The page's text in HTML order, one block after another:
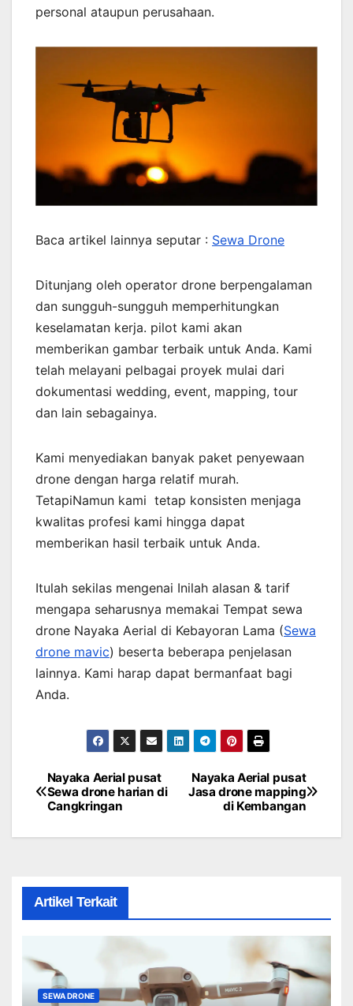
personal ataupun perusahaan.
Baca artikel lainnya seputar : Sewa Drone
Ditunjang oleh operator drone berpengalaman
dan sungguh-sungguh memperhitungkan
keselamatan kerja. pilot kami akan
memberikan gambar terbaik untuk Anda. Kami
telah melayani pelbagai proyek mulai dari
dokumentasi wedding, event, mapping, tour
dan lain sebagainya.
Kami menyediakan banyak paket penyewaan
drone dengan harga relatif murah.
TetapiNamun kami tetap konsisten menjaga
kwalitas profesi kami hingga dapat
memberikan hasil terbaik untuk Anda.
Itulah sekilas mengenai Inilah alasan & tarif
mengapa seharusnya memakai Tempat sewa
drone Nayaka Aerial di Kebayoran Lama (Sewa
drone mavic) beserta beberapa penjelasan
lainnya. Kami harap dapat bermanfaat bagi
Anda.
Post
navigation
Nayaka Aerial pusat
Jasa drone mapping
di Kembangan
Nayaka Aerial pusat
Sewa drone harian di
Cangkringan
Artikel Terkait
SEWA DRONE